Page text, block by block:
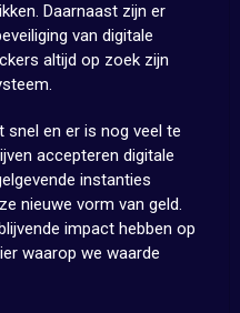
Daarnaast zijn er
van digitale
altijd op zoek zijn
snel en er is nog veel te
accepteren digitale
instanties
nieuwe vorm van geld.
impact hebben op
waarop we waarde